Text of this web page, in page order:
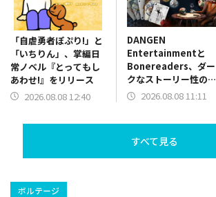
「自虐勇者ぽぷり!」と
「いちりん」、掌編日
常ノベル『とってもし
あわせ!』をリリース
2026.08.08 12:40
DANGEN
Entertainmentと
Bonereaders、ダー
クなストーリー性のカ
ードゲーム
2026.08.08 11:11
すべて見る
ボルテージ